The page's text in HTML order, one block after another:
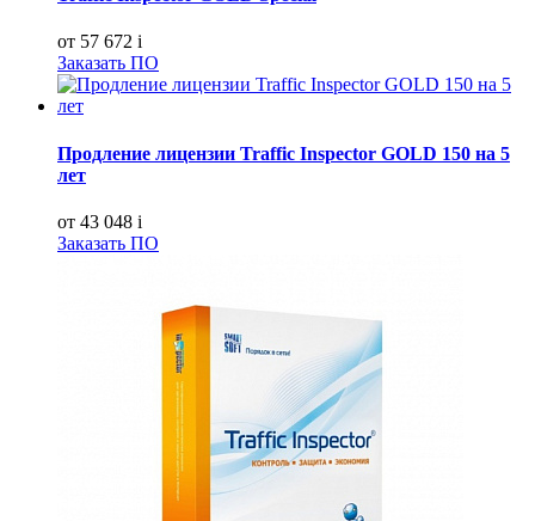
от 57 672 i
Заказать ПО
Продление лицензии Traffic Inspector GOLD 150 на 5
лет
от 43 048 i
Заказать ПО